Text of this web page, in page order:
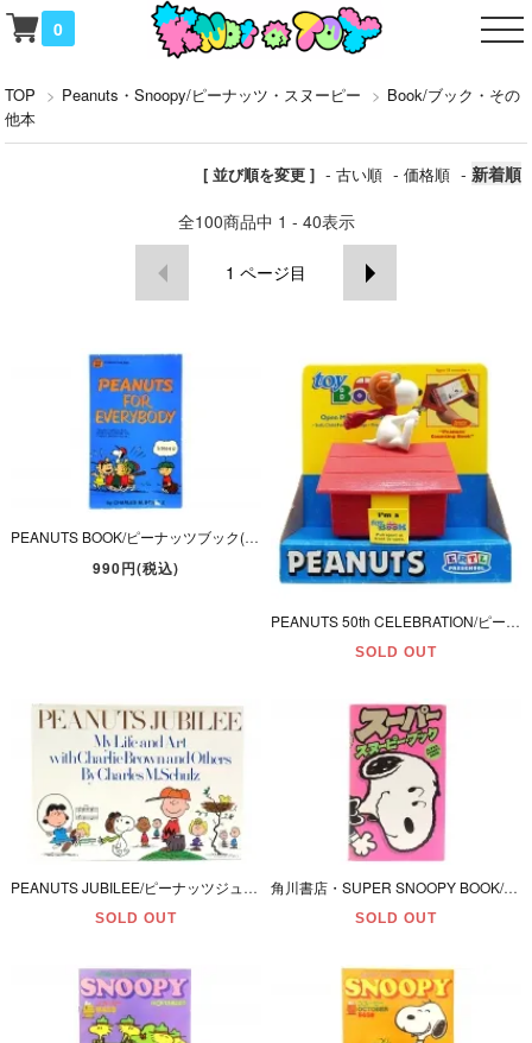
0
TOP > Peanuts・Snoopy/ピーナッツ・スヌーピー > Book/ブック・その
他本
[ 並び順を変更 ] - 古い順 - 価格順 - 新着順
全100商品中 1 - 40表示
1 ページ目
PEANUTS BOOK/ピーナッツブック(SNOOPY/スヌーピー)・Charles M.Schulz/チャールス M シュルツ・洋書「PEANUTS FOR EVERYBODY」ダメージ有
990円(税込)
PEANUTS 50th CELEBRATION/ピーナッツ50周年セレブレーション・ERTL PRESCHOOL/アーテル 「Toy Book・Flying Ace/トイブック・フライングエース」
SOLD OUT
PEANUTS JUBILEE/ピーナッツジュビリー・My Life and Art with Charlie Brown and Others/マイライフ＆アートウィズチャーリーブラウン＆アザーズ
SOLD OUT
角川書店・SUPER SNOOPY BOOK/スーパー・スヌーピー・ブック
SOLD OUT